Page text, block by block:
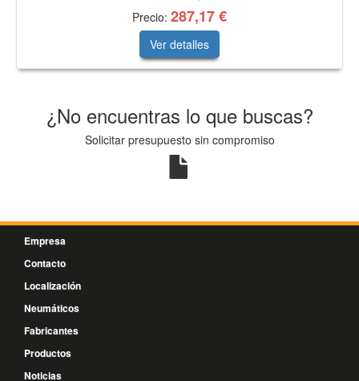
Precio: 287,17 €
Ver detalles
¿No encuentras lo que buscas?
Solicitar presupuesto sin compromiso
Empresa
Contacto
Localización
Neumáticos
Fabricantes
Productos
Noticias